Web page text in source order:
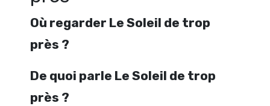
Où regarder Le Soleil de trop
près ?
De quoi parle Le Soleil de trop
près ?